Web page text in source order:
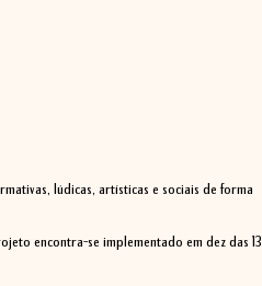
lúdicas, artísticas e sociais de forma
encontra-se implementado em dez das 13